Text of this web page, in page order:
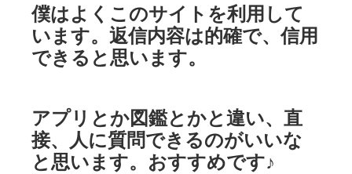
僕はよくこのサイトを利用して
います。返信内容は的確で、信用
できると思います。
アプリとか図鑑とかと違い、直
接、人に質問できるのがいいな
と思います。おすすめです♪